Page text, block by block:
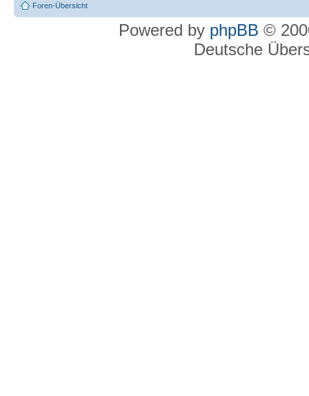
Foren-Übersicht
Powered by phpBB ©
Deutsche